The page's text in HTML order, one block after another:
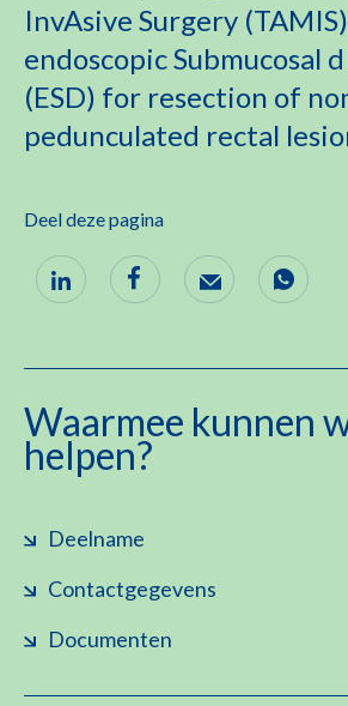
InvAsive Surgery
endoscopic Submucosal
(ESD) for resection of
pedunculated rectal
Deel deze pagina
Waarmee kunnen
helpen?
Deelname
Contactgegevens
Documenten